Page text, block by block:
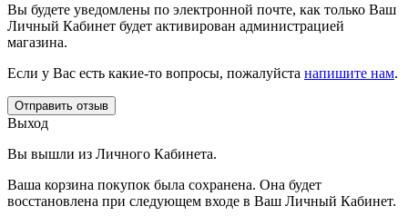
Вы будете уведомлены по электронной почте, как только Ваш
Личный Кабинет будет активирован администрацией
магазина.
Если у Вас есть какие-то вопросы, пожалуйста напишите нам.
Отправить отзыв
Выход
Вы вышли из Личного Кабинета.
Ваша корзина покупок была сохранена. Она будет
восстановлена при следующем входе в Ваш Личный Кабинет.